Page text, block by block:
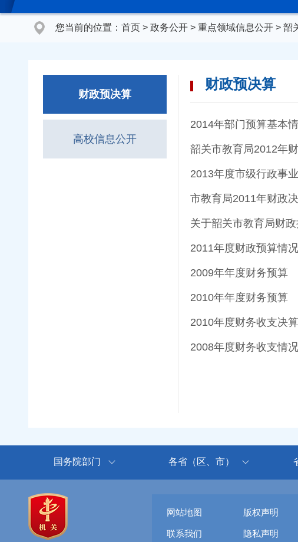
您当前的位置： 首页 > 政务公开 > 重点领域信息公开 > 韶
财政预决算
高校信息公开
财政预决算
2014年部门预算基本
韶关市教育局2012年
2013年度市级行政事
市教育局2011年财政
关于韶关市教育局财
2011年度财政预算情况
2009年年度财务预算
2010年年度财务预算
2010年度财务收支决
2008年度财务收支情
国务院部门 各省（区、市）
网站地图 版权声明
联系我们 隐私声明